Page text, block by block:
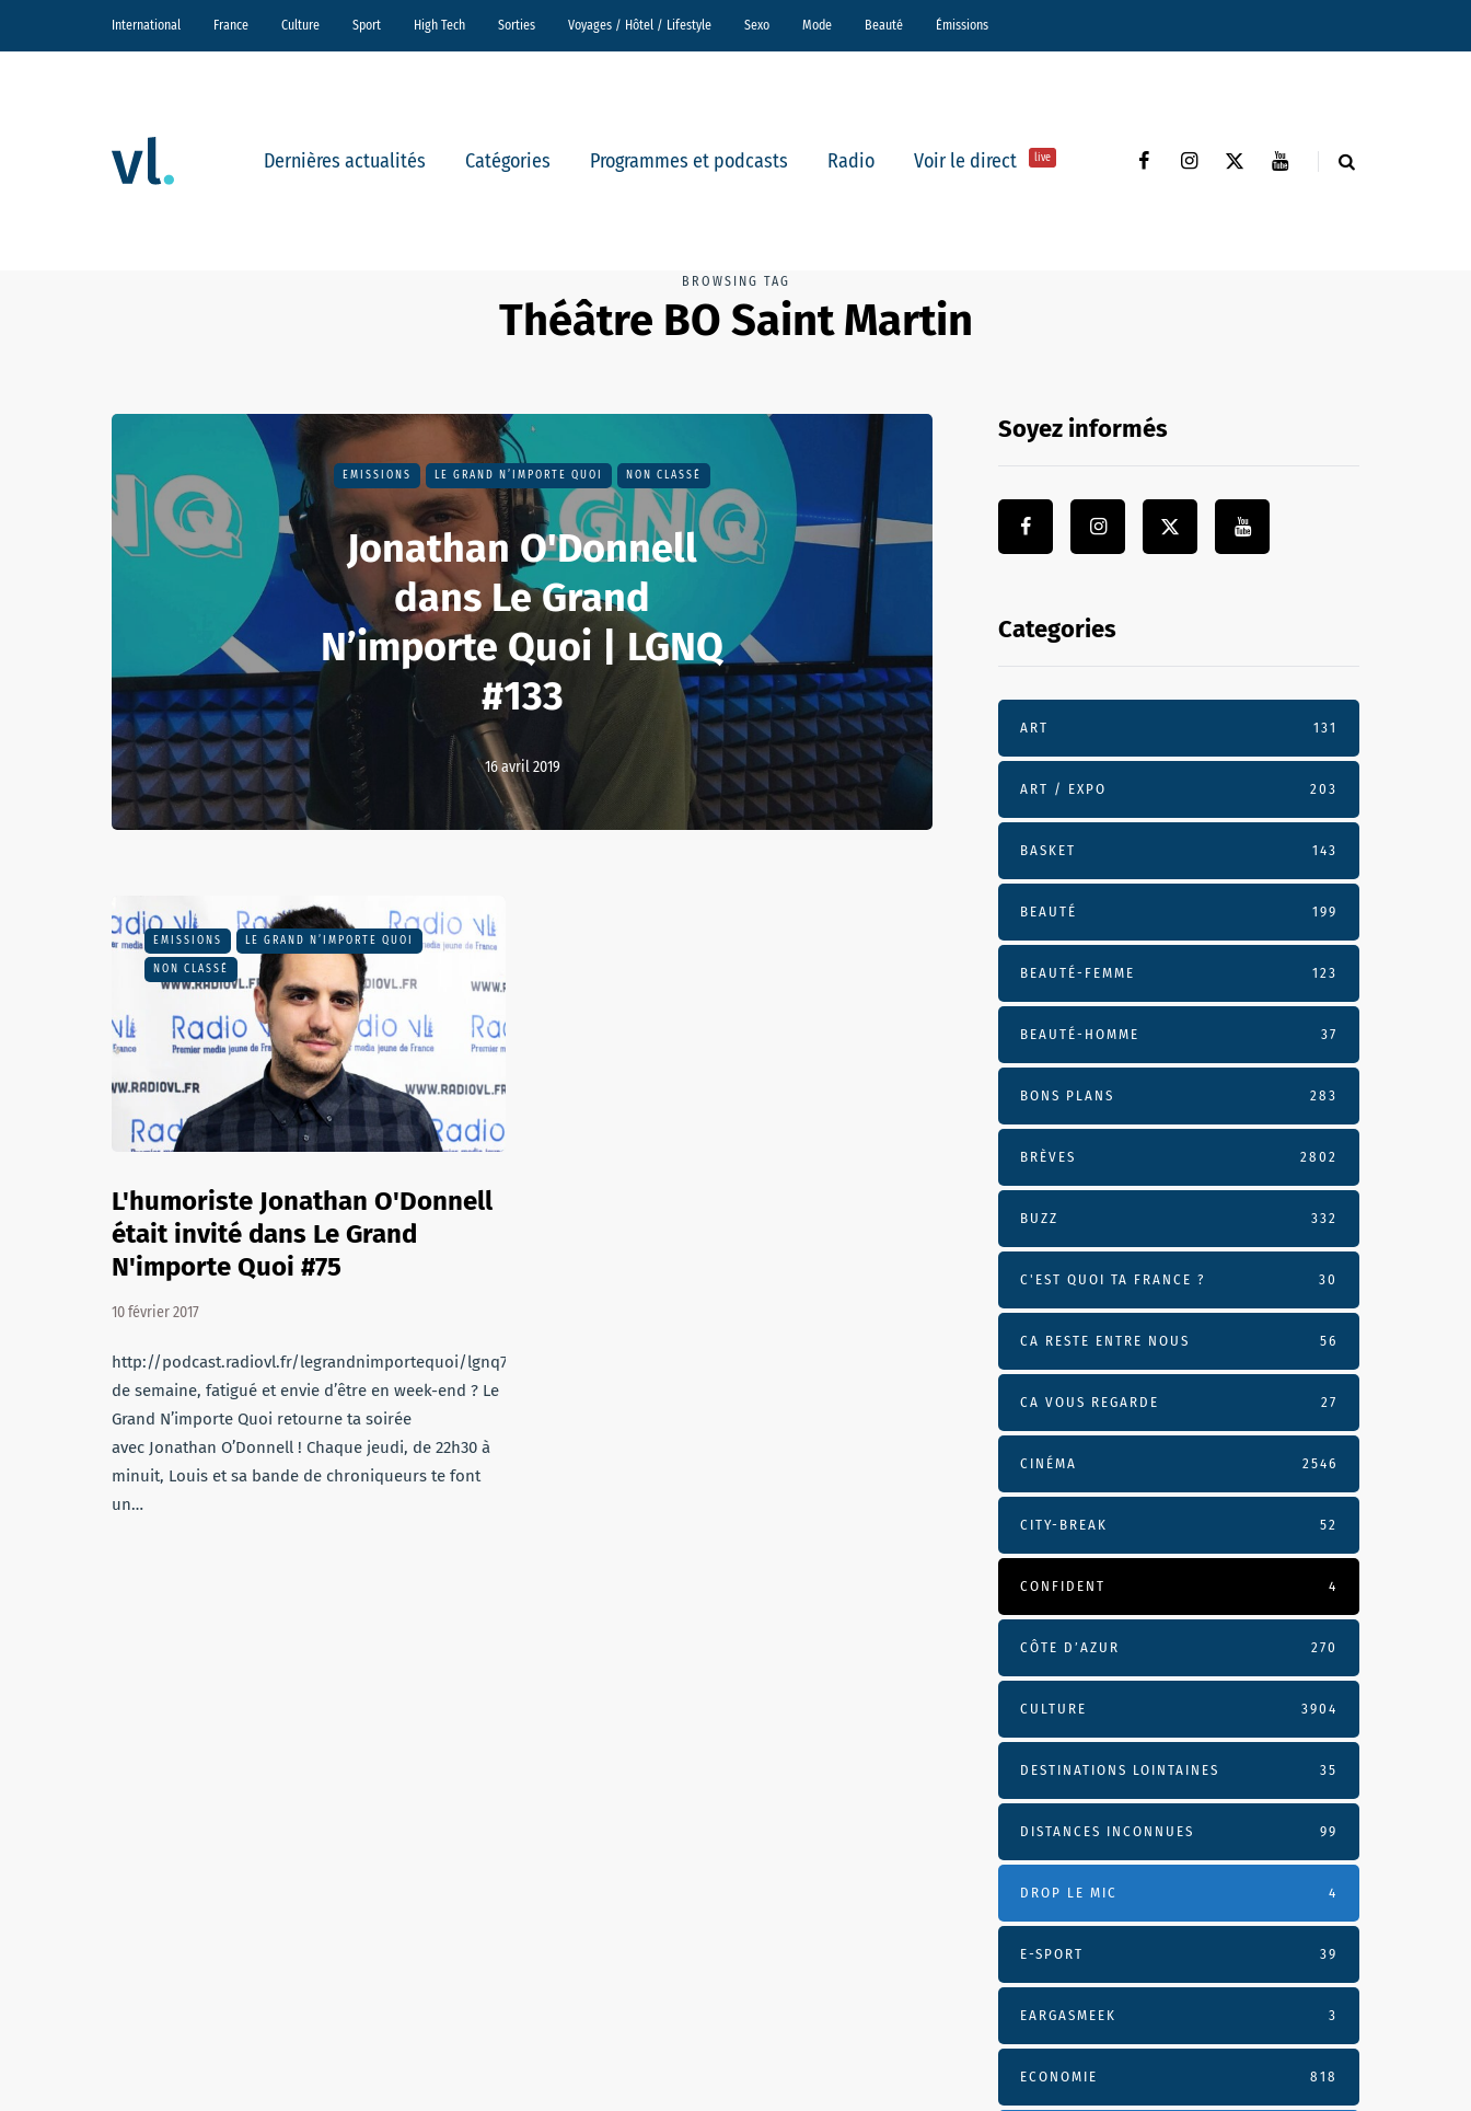
International France Culture Sport High Tech Sorties Voyages / Hôtel / Lifestyle Sexo Mode Beauté Émissions
Dernières actualités Catégories Programmes et podcasts Radio Voir le direct live
BROWSING TAG
Théâtre BO Saint Martin
EMISSIONS LE GRAND N’IMPORTE QUOI NON CLASSÉ
Jonathan O'Donnell
dans Le Grand
N’importe Quoi | LGNQ
#133
16 avril 2019
EMISSIONS LE GRAND N’IMPORTE QUOI
NON CLASSÉ
L'humoriste Jonathan O'Donnell
était invité dans Le Grand
N'importe Quoi #75
10 février 2017
http://podcast.radiovl.fr/legrandnimportequoi/lgnq75.mp3Fin
de semaine, fatigué et envie d’être en week-end ? Le
Grand N’importe Quoi retourne ta soirée
avec Jonathan O’Donnell ! Chaque jeudi, de 22h30 à
minuit, Louis et sa bande de chroniqueurs te font
un…
Soyez informés
Categories
ART 131
ART / EXPO 203
BASKET 143
BEAUTÉ 199
BEAUTÉ-FEMME 123
BEAUTÉ-HOMME 37
BONS PLANS 283
BRÈVES 2802
BUZZ 332
C'EST QUOI TA FRANCE ? 30
CA RESTE ENTRE NOUS 56
CA VOUS REGARDE 27
CINÉMA 2546
CITY-BREAK 52
CONFIDENT 4
CÔTE D’AZUR 270
CULTURE 3904
DESTINATIONS LOINTAINES 35
DISTANCES INCONNUES 99
DROP LE MIC 4
E-SPORT 39
EARGASMEEK 3
ECONOMIE 818